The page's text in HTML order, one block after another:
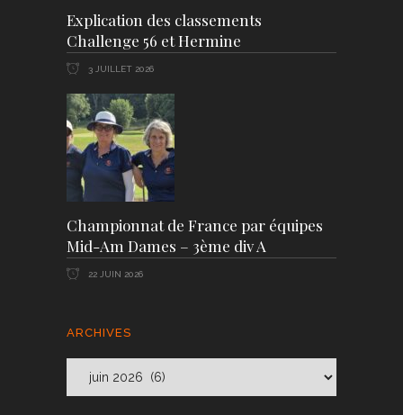
Explication des classements
Challenge 56 et Hermine
3 JUILLET 2026
Championnat de France par équipes
Mid-Am Dames – 3ème div A
22 JUIN 2026
ARCHIVES
Archives